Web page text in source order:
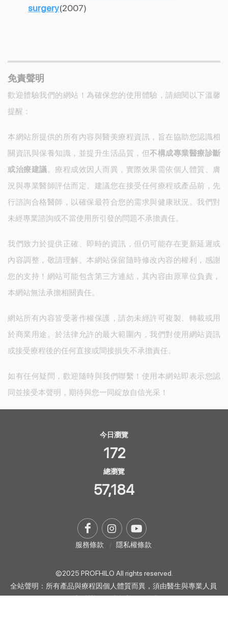
surgery(2007)
免責聲明
歡迎體驗我們的網站！為確保您的使用體驗，請細閱以下溫馨
提醒：
本網站所提供的所有內容與醫美療程資訊，旨在協助您認識相
關資訊與保養知識，並提升生活品質，但不構成專業醫療診斷
或治療建議。療程成效因人而異，實際效果需依個人體質、膚
況與專業醫師評估而定。建議您在接受任何療程或產品前，先
行諮詢合格醫師，以確保最符合您的需求與健康狀況。我們對
未經專業諮詢或不當使用所引發的問題不承擔責任。
我們致力於提供正確、即時的資訊，但仍可能存在更新延遲或
內容調整，敬請理解。本網站保留隨時修改內容的權利，感謝
您的支持！網站可能包含第三方連結，其內容由原單位負責，
本網站無法承擔相關責任。
網站所有內容皆受著作權保護，請勿未經許可複製、轉載或用
於商業用途。於法律允許的最大範圍內，我們對使用網站資訊
或接受療程後的任何直接或間接損失不承擔責任。
如有任何疑問，歡迎隨時與我們聯繫！使用本網站即表示您認
同並接受本聲明，期待與您一同綻放自信光采！
今日瀏覽
172
總瀏覽
57,184
服務條款 隱私權條款
©2025 PROFHILO All rights reserved.
全站聲明：所有產品與療程因個人體質而異，須由醫生與專業人員